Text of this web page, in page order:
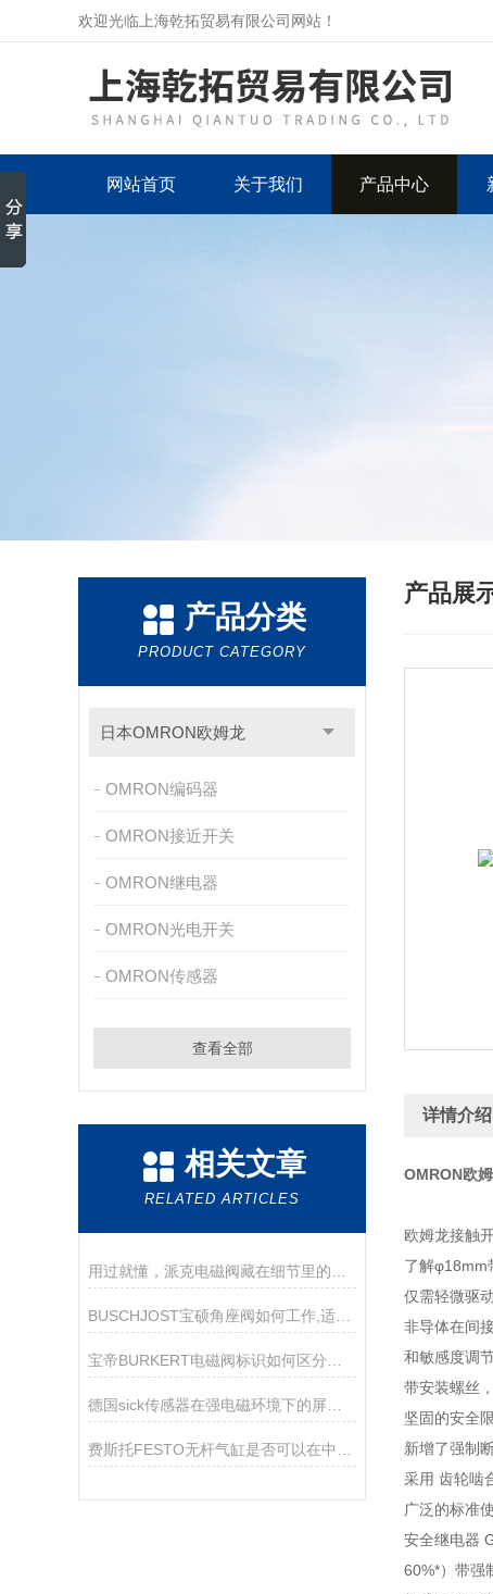
欢迎光临上海乾拓贸易有限公司网站！
网站首页 关于我们 产品中心
产品分类
PRODUCT CATEGORY
日本OMRON欧姆龙
OMRON编码器
OMRON接近开关
OMRON继电器
OMRON光电开关
OMRON传感器
查看全部
相关文章
RELATED ARTICLES
BUSCHJOST宝硕角座阀如何工作,适用哪些场景？
产品展
详情介绍
OMRON欧
欧姆龙接触
了解φ18mm
仅需轻微驱
非导体在间
和敏感度调节
带安装螺丝
坚固的安全
新增了强制
采用 齿轮啮
广泛的标准
安全继电器
60%*）带强